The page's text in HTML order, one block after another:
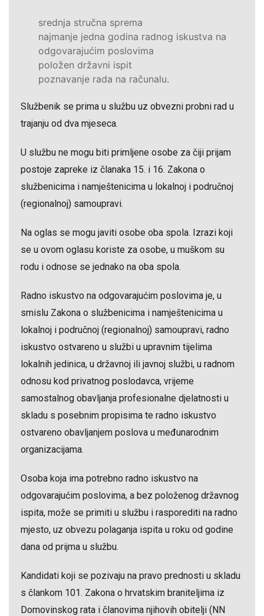
srednja stručna sprema
najmanje jedna godina radnog iskustva na
odgovarajućim poslovima
položen državni ispit
poznavanje rada na računalu.
Službenik se prima u službu uz obvezni probni rad u
trajanju od dva mjeseca.
U službu ne mogu biti primljene osobe za čiji prijam
postoje zapreke iz članaka 15. i 16. Zakona o
službenicima i namještenicima u lokalnoj i područnoj
(regionalnoj) samoupravi.
Na oglas se mogu javiti osobe oba spola. Izrazi koji
se u ovom oglasu koriste za osobe, u muškom su
rodu i odnose se jednako na oba spola.
Radno iskustvo na odgovarajućim poslovima je, u
smislu Zakona o službenicima i namještenicima u
lokalnoj i područnoj (regionalnoj) samoupravi, radno
iskustvo ostvareno u službi u upravnim tijelima
lokalnih jedinica, u državnoj ili javnoj službi, u radnom
odnosu kod privatnog poslodavca, vrijeme
samostalnog obavljanja profesionalne djelatnosti u
skladu s posebnim propisima te radno iskustvo
ostvareno obavljanjem poslova u međunarodnim
organizacijama.
Osoba koja ima potrebno radno iskustvo na
odgovarajućim poslovima, a bez položenog državnog
ispita, može se primiti u službu i rasporediti na radno
mjesto, uz obvezu polaganja ispita u roku od godine
dana od prijma u službu.
Kandidati koji se pozivaju na pravo prednosti u skladu
s člankom 101. Zakona o hrvatskim braniteljima iz
Domovinskog rata i članovima njihovih obitelji (NN